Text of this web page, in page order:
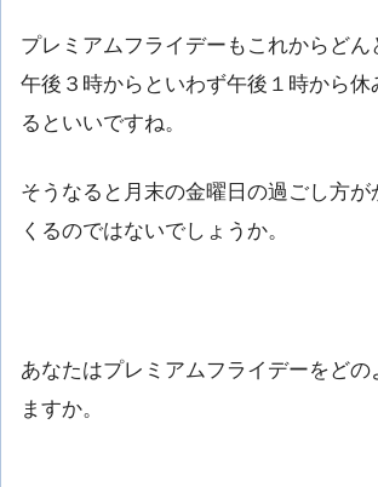
プレミアムフライデーもこれからどん
午後３時からといわず午後１時から休
るといいですね。
そうなると月末の金曜日の過ごし方が
くるのではないでしょうか。
あなたはプレミアムフライデーをど
ますか。